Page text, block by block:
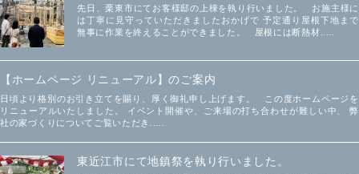
先日、栗東市にてお客様邸の上棟を執り行いました。 お施主様に
は丁寧に見守っていただきましたおかげで 予定通り屋根下地まで
無事に作業を終えることができました。 屋根には断熱材.....
【ホームページ リニューアル】のご案内
日頃より格別のお引き立てを賜り、厚く御礼申し上げます。 この度ホームページを
リニューアルいたしました。 イベント開催や、ご来場の打ち合わせが難しい中、 弊
社の家づくりについてご覧いただき.....
東近江市にて地鎮祭を執り行いました。